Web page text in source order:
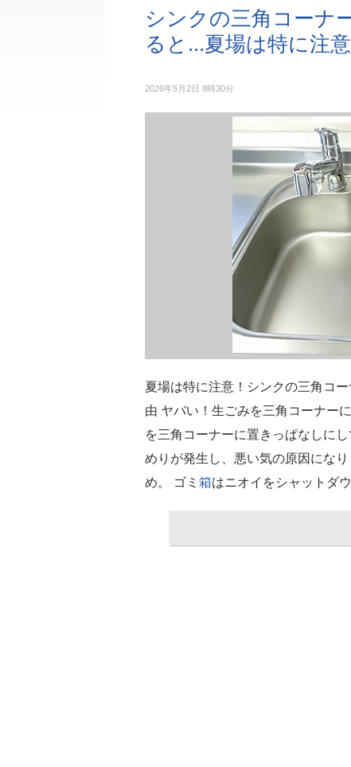
シンクの三角コーナ
ると...夏場は特に注意
2026年5月2日 8時30分
夏場は特に注意！シンクの三角コ
由 ヤバい！生ごみを三角コーナー
を三角コーナーに置きっぱなしに
めりが発生し、悪い気の原因にな
め。 ゴミ 箱はニオイをシャットダ